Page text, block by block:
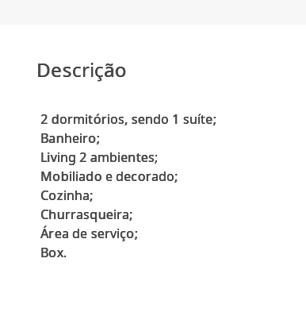
Descrição
2 dormitórios, sendo 1 suíte;
Banheiro;
Living 2 ambientes;
Mobiliado e decorado;
Cozinha;
Churrasqueira;
Área de serviço;
Box.